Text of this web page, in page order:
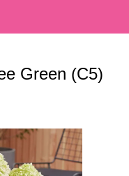
Green (C5)